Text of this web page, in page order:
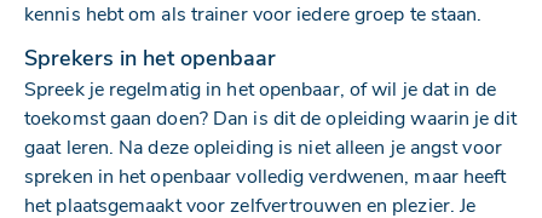
kennis hebt om als trainer voor iedere groep te staan.
Sprekers in het openbaar
Spreek je regelmatig in het openbaar, of wil je dat in de
toekomst gaan doen? Dan is dit de opleiding waarin je dit
gaat leren. Na deze opleiding is niet alleen je angst voor
spreken in het openbaar volledig verdwenen, maar heeft
het plaatsgemaakt voor zelfvertrouwen en plezier. Je